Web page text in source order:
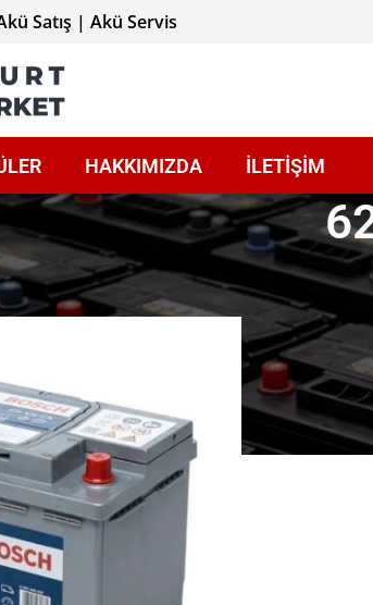
Satış | Akü Servis
HAKKIMIZDA İLETİŞİM
Aküler 62 Amper Aküler